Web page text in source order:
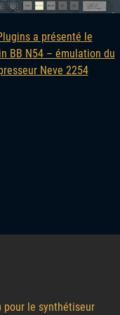
a présenté le
BB N54 – émulation du
Neve 2254
pour le synthétiseur